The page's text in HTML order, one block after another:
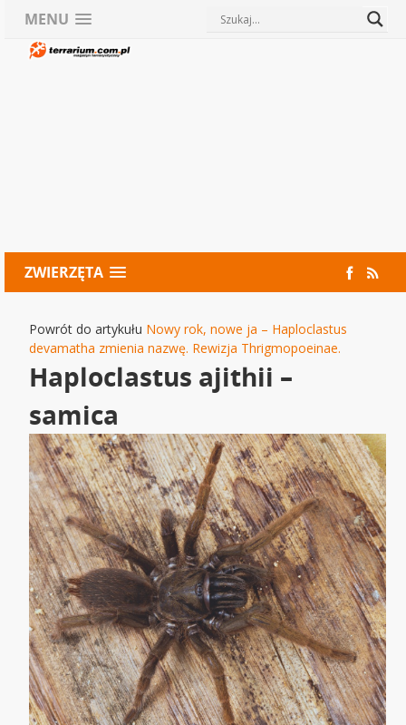
MENU
ZWIERZĘTA
Powrót do artykułu Nowy rok, nowe ja – Haploclastus
devamatha zmienia nazwę. Rewizja Thrigmopoeinae.
Haploclastus ajithii –
samica